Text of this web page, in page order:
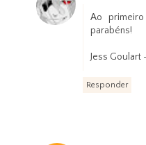
Ao
parabéns!
Jess Goulart
Responder